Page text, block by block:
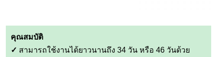
คุณสมบัติ
✓ สามารถใช้งานได้ยาวนานถึง 34 วัน หรือ 46 วันด้วย